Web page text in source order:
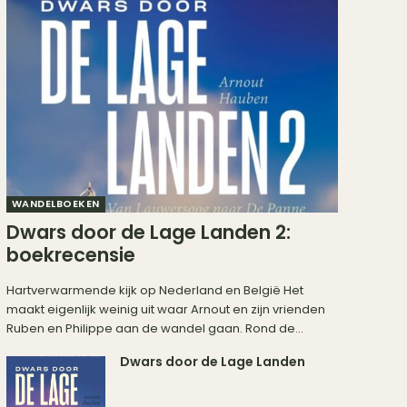
WANDELBOEKEN
Dwars door de Lage Landen 2:
boekrecensie
Hartverwarmende kijk op Nederland en België Het
maakt eigenlijk weinig uit waar Arnout en zijn vrienden
Ruben en Philippe aan de wandel gaan. Rond de...
Dwars door de Lage Landen